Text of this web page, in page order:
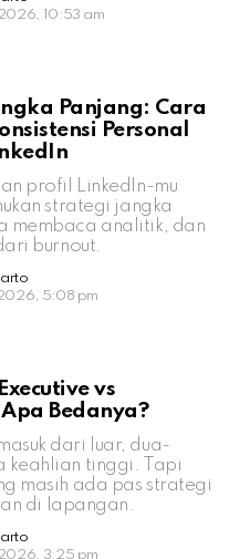
10:53 am
Panjang: Cara
Personal
profil LinkedIn-mu
strategi jangka
membaca analitik, dan
burnout.
5:08 pm
vs
Bedanya?
dari luar, dua-
keahlian tinggi. Tapi
masih ada pas strategi
di lapangan.
3:25 pm